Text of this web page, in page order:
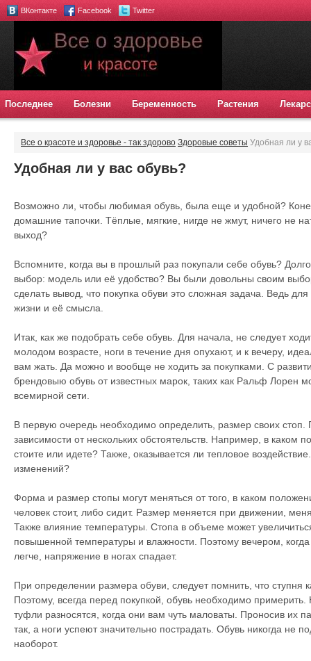
ВКонтакте Facebook Twitter
Последнее Болезни Беременность Растения
Все о красоте и здоровье - так здорово Здоровые советы Удобная ли у
Удобная ли у вас обувь?
Возможно ли, чтобы любимая обувь, была еще и удобной?
домашние тапочки. Тёплые, мягкие, нигде не жмут, ничего не
выход?
Вспомните, когда вы в прошлый раз покупали себе обувь?
выбор: модель или её удобство? Вы были довольны своим
сделать вывод, что покупка обуви это сложная задача. Ведь
жизни и её смысла.
Итак, как же подобрать себе обувь. Для начала, не следует
молодом возрасте, ноги в течение дня опухают, и к вечеру,
вам жать. Да можно и вообще не ходить за покупками. С
брендовыю обувь от известных марок, таких как Ральф Лорен
всемирной сети.
В первую очередь необходимо определить, размер своих
зависимости от нескольких обстоятельств. Например, в каком
стоите или идете? Также, оказывается ли тепловое
изменений?
Форма и размер стопы могут меняться от того, в каком
человек стоит, либо сидит. Размер меняется при движении,
Также влияние температуры. Стопа в объеме может
повышенной температуры и влажности. Поэтому вечером,
легче, напряжение в ногах спадает.
При определении размера обуви, следует помнить, что ступня
Поэтому, всегда перед покупкой, обувь необходимо примерить.
туфли разносятся, когда они вам чуть маловаты. Проносив их
так, а ноги успеют значительно пострадать. Обувь никогда не
наоборот.